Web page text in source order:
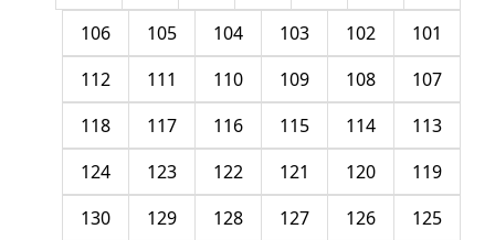
101
102
103
104
105
106
107
108
109
110
111
112
113
114
115
116
117
118
119
120
121
122
123
124
125
126
127
128
129
130